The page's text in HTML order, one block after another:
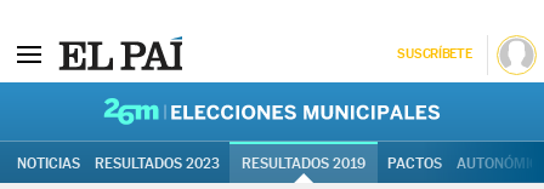
SUSCRÍBETE
NOTICIAS RESULTADOS 2023 RESULTADOS 2019 PACTOS